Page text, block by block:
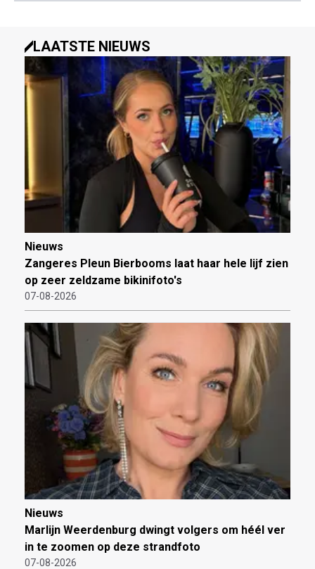
LAATSTE NIEUWS
Nieuws
Zangeres Pleun Bierbooms laat haar hele lijf zien
op zeer zeldzame bikinifoto's
07-08-2026
Nieuws
Marlijn Weerdenburg dwingt volgers om héél ver
in te zoomen op deze strandfoto
07-08-2026